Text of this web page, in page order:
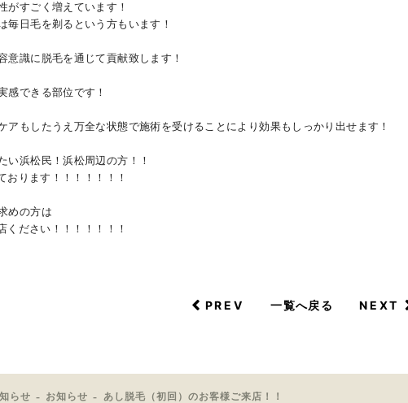
がすごく増えています！
毎日毛を剃るという方もいます！
意識に脱毛を通じて貢献致します！
感できる部位です！
アもしたうえ万全な状態で施術を受けることにより効果もしっかり出せます！
い浜松民！浜松周辺の方！！
おります！！！！！！！
めの方は
ください！！！！！！！
PREV 一覧へ戻る NEXT
らせ お知らせ あし脱毛（初回）のお客様ご来店！！